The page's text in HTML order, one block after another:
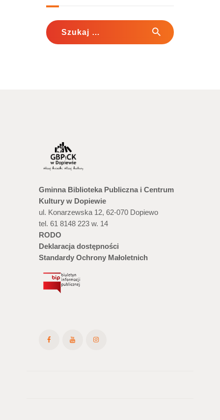
Szukaj:
Gminna Biblioteka Publiczna i Centrum
Kultury w Dopiewie
ul. Konarzewska 12, 62-070 Dopiewo
tel. 61 8148 223 w. 14
RODO
Deklaracja dostępności
Standardy Ochrony Małoletnich